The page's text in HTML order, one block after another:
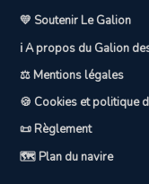
💛 Soutenir Le Galion
ℹ️ A propos du Galion
⚖️ Mentions légales
🍪 Cookies et politique
📜 Règlement
🗺️ Plan du navire